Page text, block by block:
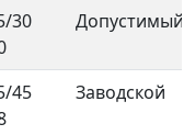
30
Допустимый
45
Заводской